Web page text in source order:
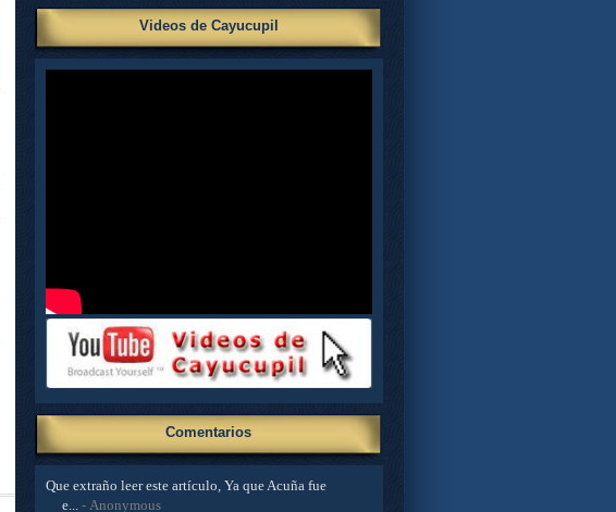
Videos de Cayucupil
Comentarios
Que extraño leer este artículo, Ya que Acuña fue
e...- Anonymous